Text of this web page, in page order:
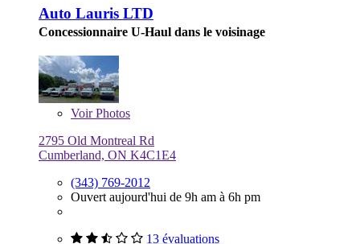
Auto Lauris LTD
Concessionnaire U-Haul dans le voisinage
VoirPhotos
2795 Old Montreal Rd
Cumberland, ON K4C1E4
(343) 769-2012
Ouvert aujourd'hui de 9h am à 6h pm
13 évaluations